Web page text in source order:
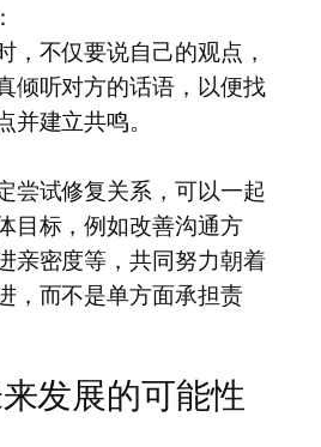
，不仅要说自己的观点，
倾听对方的话语，以便找
并建立共鸣。
尝试修复关系，可以一起
目标，例如改善沟通方
亲密度等，共同努力朝着
，而不是单方面承担责
发展的可能性